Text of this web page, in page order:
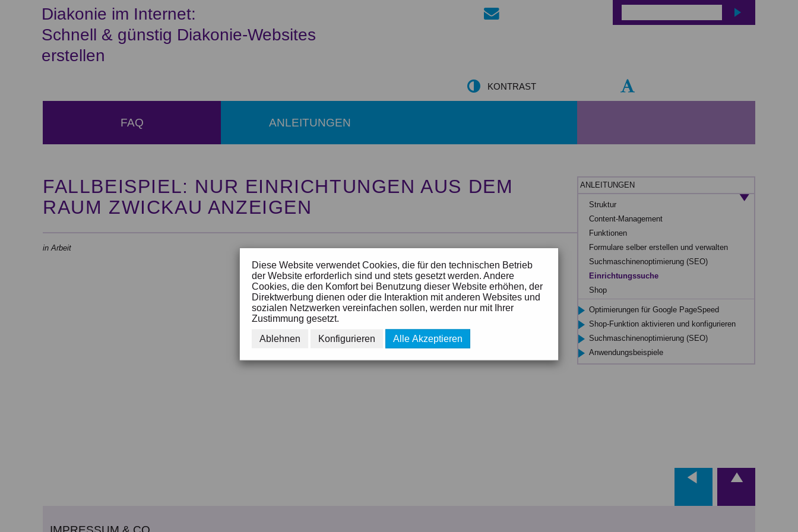
Diakonie im Internet:
Schnell & günstig Diakonie-Websites
erstellen
KONTRAST
FAQ ANLEITUNGEN
FALLBEISPIEL: NUR EINRICHTUNGEN AUS DEM
RAUM ZWICKAU ANZEIGEN
in Arbeit
ANLEITUNGEN
Struktur
Content-Management
Funktionen
Formulare selber erstellen und verwalten
Suchmaschinenoptimierung (SEO)
Einrichtungssuche
Shop
Optimierungen für Google PageSpeed
Shop-Funktion aktivieren und konfigurieren
Suchmaschinenoptimierung (SEO)
Anwendungsbeispiele
Diese Website verwendet Cookies, die für den technischen Betrieb
der Website erforderlich sind und stets gesetzt werden. Andere
Cookies, die den Komfort bei Benutzung dieser Website erhöhen, der
Direktwerbung dienen oder die Interaktion mit anderen Websites und
sozialen Netzwerken vereinfachen sollen, werden nur mit Ihrer
Zustimmung gesetzt.
Ablehnen
Konfigurieren Alle Akzeptieren